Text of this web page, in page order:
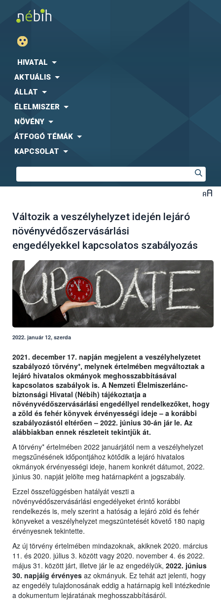
HIVATAL
AKTUÁLIS
ÁLLAT
ÉLELMISZER
NÖVÉNY
ÁTFOGÓ TÉMÁK
KAPCSOLAT
Változik a veszélyhelyzet idején lejáró
növényvédőszervásárlási
engedélyekkel kapcsolatos szabályozás
2022. január 12, szerda
2021. december 17. napján megjelent a veszélyhelyzetet
szabályozó törvény*, melynek értelmében megváltoztak a
lejáró hivatalos okmányok meghosszabbításával
kapcsolatos szabályok is. A Nemzeti Élelmiszerlánc-
biztonsági Hivatal (Nébih) tájékoztatja a
növényvédőszervásárlási engedéllyel rendelkezőket, hogy
a zöld és fehér könyvek érvényességi ideje – a korábbi
szabályozástól eltérően – 2022. június 30-án jár le. Az
alábbiakban ennek részleteit tekintjük át.
A törvény* értelmében 2022 januárjától nem a veszélyhelyzet
megszűnésének időpontjához kötődik a lejáró hivatalos
okmányok érvényességi ideje, hanem konkrét dátumot, 2022.
június 30. napját jelölte meg határnapként a jogszabály.
Ezzel összefüggésben hatályát veszti a
növényvédőszervásárlási engedélyeket érintő korábbi
rendelkezés is, mely szerint a hatóság a lejáró zöld és fehér
könyveket a veszélyhelyzet megszüntetését követő 180 napig
érvényesnek tekintette.
Az új törvény értelmében mindazoknak, akiknek 2020. március
11. és 2020. július 3. között vagy 2020. november 4. és 2022.
május 31. között járt, illetve jár le az engedélyük, 2022. június
30. napjáig érvényes az okmányuk. Ez tehát azt jelenti, hogy
az engedély tulajdonosának eddig a határnapig kell intézkednie
a dokumentum lejáratának meghosszabbításáról.